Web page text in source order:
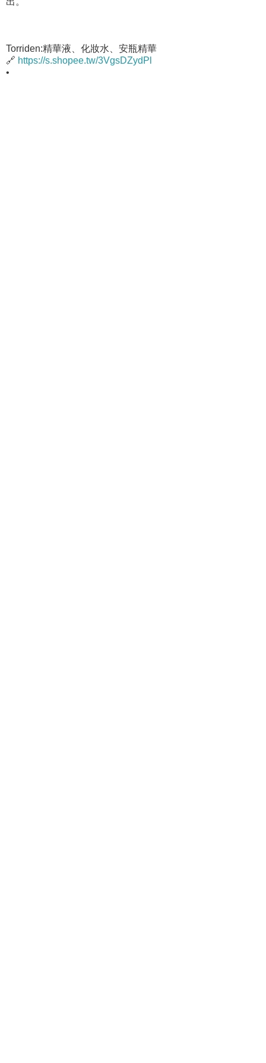
Torriden:精華液、化妝水、安瓶精華
🔗 https://s.shopee.tw/3VgsDZydPl
•